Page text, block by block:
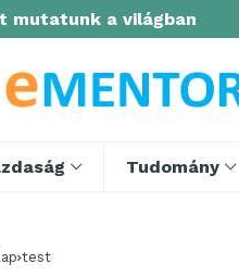
mutatunk a világban
Tudomány
test